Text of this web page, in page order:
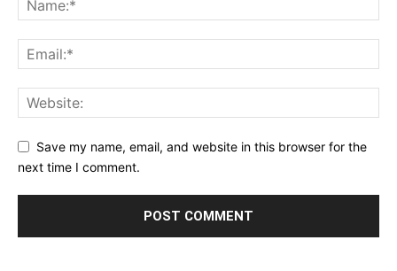
Save my name, email, and website in this browser for the
next time I comment.